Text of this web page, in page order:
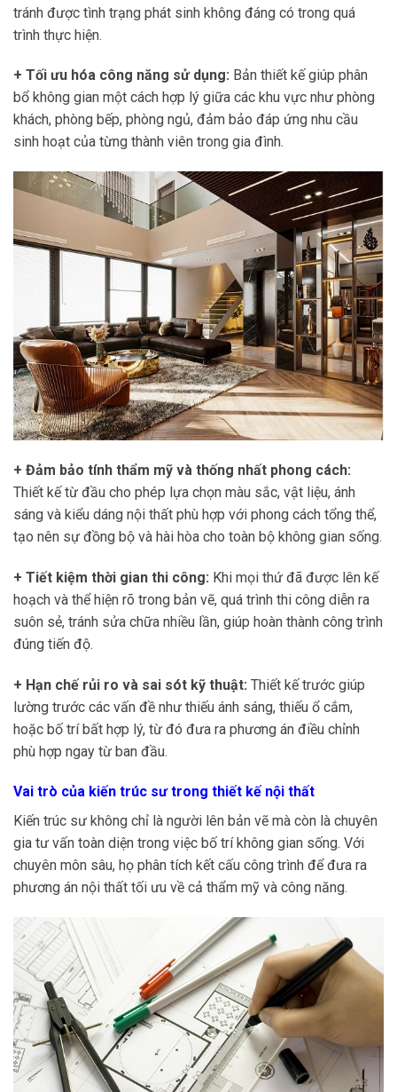
tránh được tình trạng phát sinh không đáng có trong quá
trình thực hiện.
+ Tối ưu hóa công năng sử dụng: Bản thiết kế giúp phân
bổ không gian một cách hợp lý giữa các khu vực như phòng
khách, phòng bếp, phòng ngủ, đảm bảo đáp ứng nhu cầu
sinh hoạt của từng thành viên trong gia đình.
+ Đảm bảo tính thẩm mỹ và thống nhất phong cách:
Thiết kế từ đầu cho phép lựa chọn màu sắc, vật liệu, ánh
sáng và kiểu dáng nội thất phù hợp với phong cách tổng thể,
tạo nên sự đồng bộ và hài hòa cho toàn bộ không gian sống.
+ Tiết kiệm thời gian thi công: Khi mọi thứ đã được lên kế
hoạch và thể hiện rõ trong bản vẽ, quá trình thi công diễn ra
suôn sẻ, tránh sửa chữa nhiều lần, giúp hoàn thành công trình
đúng tiến độ.
+ Hạn chế rủi ro và sai sót kỹ thuật: Thiết kế trước giúp
lường trước các vấn đề như thiếu ánh sáng, thiếu ổ cắm,
hoặc bố trí bất hợp lý, từ đó đưa ra phương án điều chỉnh
phù hợp ngay từ ban đầu.
Vai trò của kiến trúc sư trong thiết kế nội thất
Kiến trúc sư không chỉ là người lên bản vẽ mà còn là chuyên
gia tư vấn toàn diện trong việc bố trí không gian sống. Với
chuyên môn sâu, họ phân tích kết cấu công trình để đưa ra
phương án nội thất tối ưu về cả thẩm mỹ và công năng.